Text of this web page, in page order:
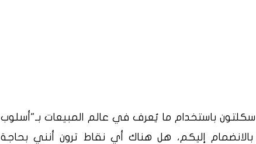
باستخدام ما يُعرف في عالم المبيعات بـ"أسلوب
بالانضمام إليكم، هل هناك أي نقاط ترون أنني بحاجة